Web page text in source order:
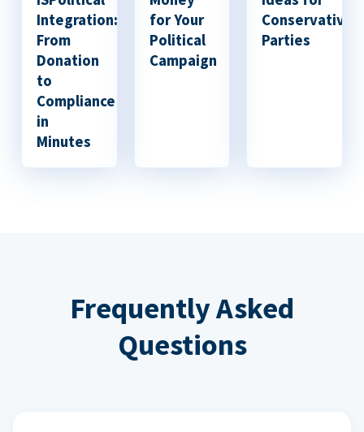
Integration:
From
Donation
to
Compliance
in
Minutes
for Your
Political
Campaign
Conservative
Parties
Frequently Asked
Questions